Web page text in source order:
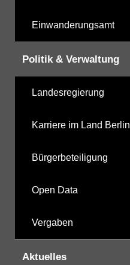
Einwanderungsamt
Politik & Verwaltung
Landesregierung
Karriere im Land Berlin
Bürgerbeteiligung
Open Data
Vergaben
Aktuelles